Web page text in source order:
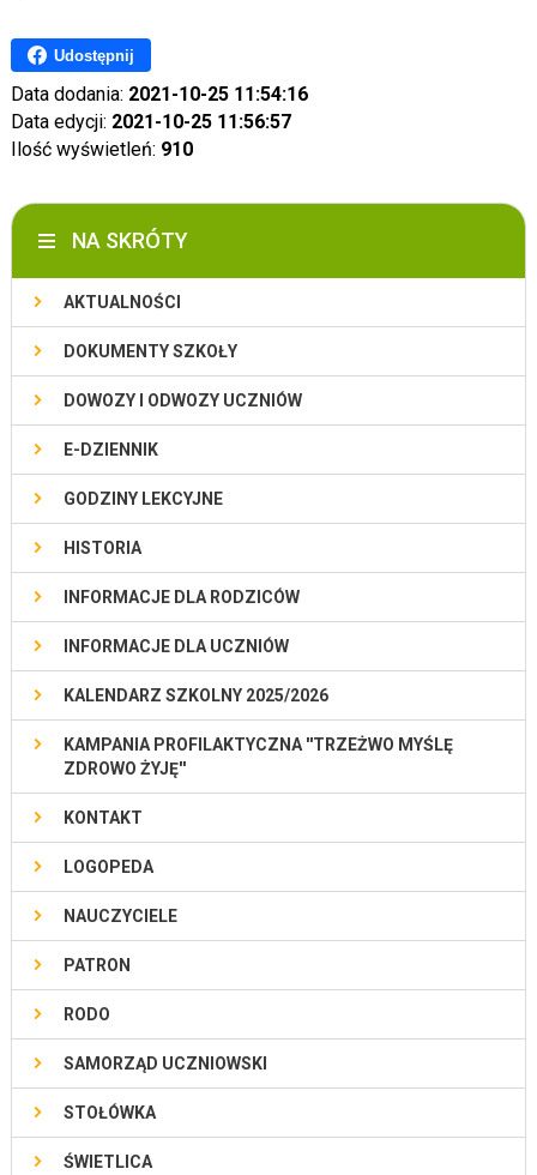
Udostępnij
Data dodania: 2021-10-25 11:54:16
Data edycji: 2021-10-25 11:56:57
Ilość wyświetleń: 910
NA SKRÓTY
AKTUALNOŚCI
DOKUMENTY SZKOŁY
DOWOZY I ODWOZY UCZNIÓW
E-DZIENNIK
GODZINY LEKCYJNE
HISTORIA
INFORMACJE DLA RODZICÓW
INFORMACJE DLA UCZNIÓW
KALENDARZ SZKOLNY 2025/2026
KAMPANIA PROFILAKTYCZNA ''TRZEŻWO MYŚLĘ
ZDROWO ŻYJĘ''
KONTAKT
LOGOPEDA
NAUCZYCIELE
PATRON
RODO
SAMORZĄD UCZNIOWSKI
STOŁÓWKA
ŚWIETLICA